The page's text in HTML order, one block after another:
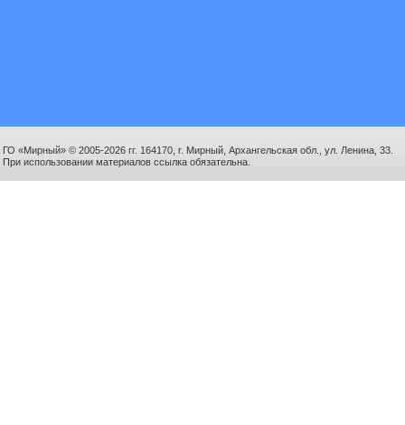
ГО «Мирный» © 2005-2026 гг. 164170, г. Мирный, Архангельская обл., ул. Ленина, 33.
При использовании материалов ссылка обязательна.